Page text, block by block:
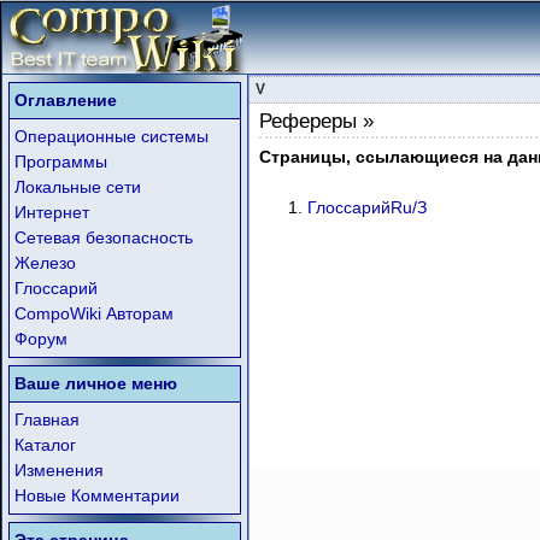
Оглавление
Операционные системы
Программы
Локальные сети
Интернет
Сетевая безопасность
Железо
Глоссарий
CompoWiki Авторам
Форум
Ваше личное меню
Главная
Каталог
Изменения
Новые Комментарии
V
Рефереры »
Страницы, ссылающиеся на
ГлоссарийRu/З